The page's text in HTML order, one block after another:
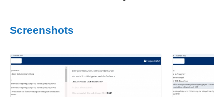
Screenshots